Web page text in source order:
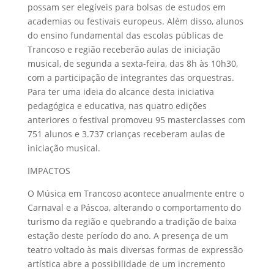
possam ser elegíveis para bolsas de estudos em
academias ou festivais europeus. Além disso, alunos
do ensino fundamental das escolas públicas de
Trancoso e região receberão aulas de iniciação
musical, de segunda a sexta-feira, das 8h às 10h30,
com a participação de integrantes das orquestras.
Para ter uma ideia do alcance desta iniciativa
pedagógica e educativa, nas quatro edições
anteriores o festival promoveu 95 masterclasses com
751 alunos e 3.737 crianças receberam aulas de
iniciação musical.
IMPACTOS
O Música em Trancoso acontece anualmente entre o
Carnaval e a Páscoa, alterando o comportamento do
turismo da região e quebrando a tradição de baixa
estação deste período do ano. A presença de um
teatro voltado às mais diversas formas de expressão
artística abre a possibilidade de um incremento